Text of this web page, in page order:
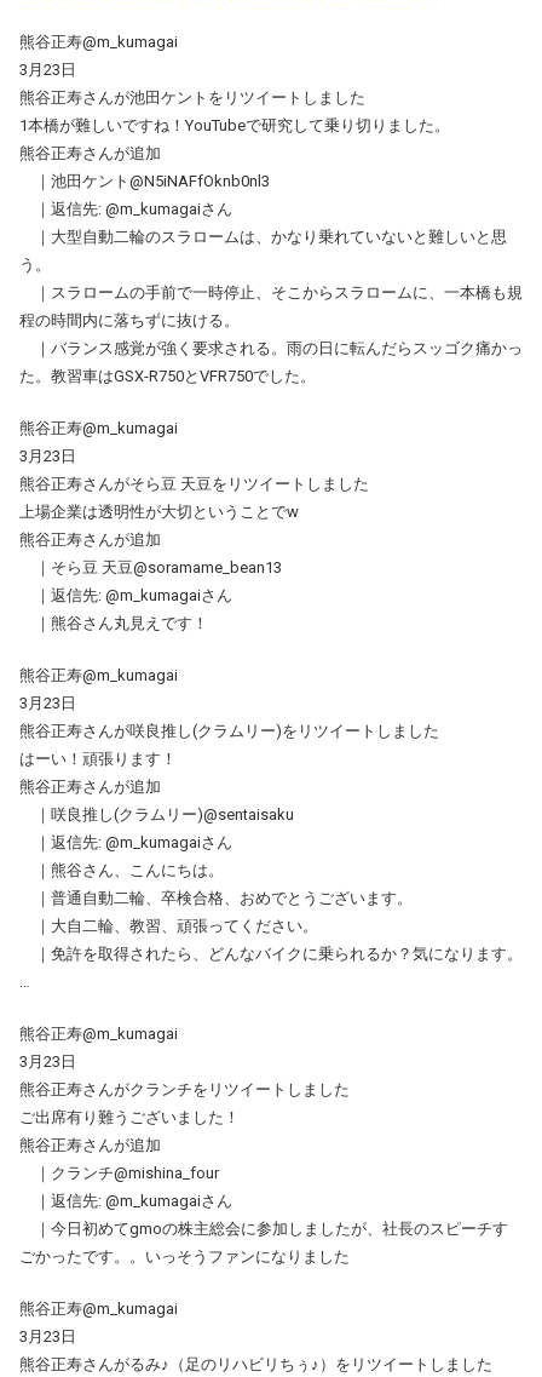
熊谷正寿@m_kumagai
3月23日
熊谷正寿さんが池田ケントをリツイートしました
1本橋が難しいですね！YouTubeで研究して乗り切りました。
熊谷正寿さんが追加
｜池田ケント@N5iNAFfOknb0nl3
｜返信先: @m_kumagaiさん
｜大型自動二輪のスラロームは、かなり乗れていないと難しいと思
う。
｜スラロームの手前で一時停止、そこからスラロームに、一本橋も規
程の時間内に落ちずに抜ける。
｜バランス感覚が強く要求される。雨の日に転んだらスッゴク痛かっ
た。教習車はGSX-R750とVFR750でした。
熊谷正寿@m_kumagai
3月23日
熊谷正寿さんがそら豆 天豆をリツイートしました
上場企業は透明性が大切ということでw
熊谷正寿さんが追加
｜そら豆 天豆@soramame_bean13
｜返信先: @m_kumagaiさん
｜熊谷さん丸見えです！
熊谷正寿@m_kumagai
3月23日
熊谷正寿さんが咲良推し(クラムリー)をリツイートしました
はーい！頑張ります！
熊谷正寿さんが追加
｜咲良推し(クラムリー)@sentaisaku
｜返信先: @m_kumagaiさん
｜熊谷さん、こんにちは。
｜普通自動二輪、卒検合格、おめでとうございます。
｜大自二輪、教習、頑張ってください。
｜免許を取得されたら、どんなバイクに乗られるか？気になります。
熊谷正寿@m_kumagai
3月23日
熊谷正寿さんがクランチをリツイートしました
ご出席有り難うございました！
熊谷正寿さんが追加
｜クランチ@mishina_four
｜返信先: @m_kumagaiさん
｜今日初めてgmoの株主総会に参加しましたが、社長のスピーチす
ごかったです。。いっそうファンになりました
熊谷正寿@m_kumagai
3月23日
熊谷正寿さんがるみ♪（足のリハビリちぅ♪）をリツイートしました